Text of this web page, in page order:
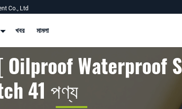
Co., Ltd
খবর মামলা
Waterproof
41 পণ্য